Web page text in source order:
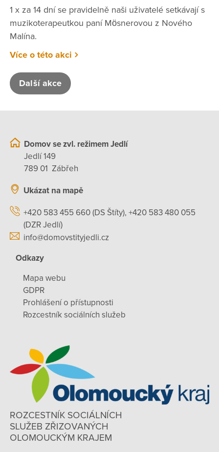
1 x za 14 dní se pravidelně naši uživatelé setkávají s
muzikoterapeutkou paní Mösnerovou z Nového
Malína.
Více o této akci
Další akce
Domov se zvl. režimem Jedlí
Jedlí 149
789 01 Zábřeh
Ukázat na mapě
+420 583 455 660 (DS Štíty), +420 583 480 055
(DZR Jedlí)
info@domovstityjedli.cz
Odkazy
Mapa webu
GDPR
Prohlášení o přístupnosti
Rozcestník sociálních služeb
ROZCESTNÍK SOCIÁLNÍCH
SLUŽEB ZŘIZOVANÝCH
OLOMOUCKÝM KRAJEM